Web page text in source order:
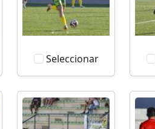
Seleccionar